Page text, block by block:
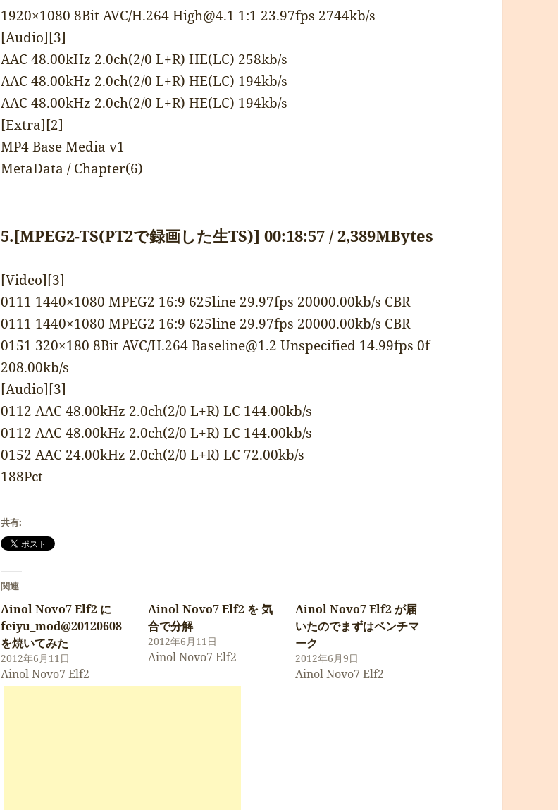
1920×1080 8Bit AVC/H.264 High@4.1 1:1 23.97fps 2744kb/s
[Audio][3]
AAC 48.00kHz 2.0ch(2/0 L+R) HE(LC) 258kb/s
AAC 48.00kHz 2.0ch(2/0 L+R) HE(LC) 194kb/s
AAC 48.00kHz 2.0ch(2/0 L+R) HE(LC) 194kb/s
[Extra][2]
MP4 Base Media v1
MetaData / Chapter(6)
5.[MPEG2-TS(PT2で録画した生TS)] 00:18:57 / 2,389MBytes
[Video][3]
0111 1440×1080 MPEG2 16:9 625line 29.97fps 20000.00kb/s CBR
0111 1440×1080 MPEG2 16:9 625line 29.97fps 20000.00kb/s CBR
0151 320×180 8Bit AVC/H.264 Baseline@1.2 Unspecified 14.99fps 0f
208.00kb/s
[Audio][3]
0112 AAC 48.00kHz 2.0ch(2/0 L+R) LC 144.00kb/s
0112 AAC 48.00kHz 2.0ch(2/0 L+R) LC 144.00kb/s
0152 AAC 24.00kHz 2.0ch(2/0 L+R) LC 72.00kb/s
188Pct
共有:
関連
Ainol Novo7 Elf2 に
feiyu_mod@20120608
を焼いてみた
2012年6月11日
Ainol Novo7 Elf2
Ainol Novo7 Elf2 を 気
合で分解
2012年6月11日
Ainol Novo7 Elf2
Ainol Novo7 Elf2 が届
いたのでまずはベンチマ
ーク
2012年6月9日
Ainol Novo7 Elf2